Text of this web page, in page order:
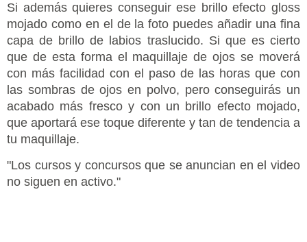
Si además quieres conseguir ese brillo efecto gloss
mojado como en el de la foto puedes añadir una fina
capa de brillo de labios traslucido. Si que es cierto
que de esta forma el maquillaje de ojos se moverá
con más facilidad con el paso de las horas que con
las sombras de ojos en polvo, pero conseguirás un
acabado más fresco y con un brillo efecto mojado,
que aportará ese toque diferente y tan de tendencia a
tu maquillaje.
"Los cursos y concursos que se anuncian en el video
no siguen en activo."